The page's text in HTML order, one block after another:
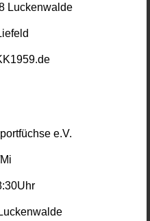
Luckenwalde
e.V.